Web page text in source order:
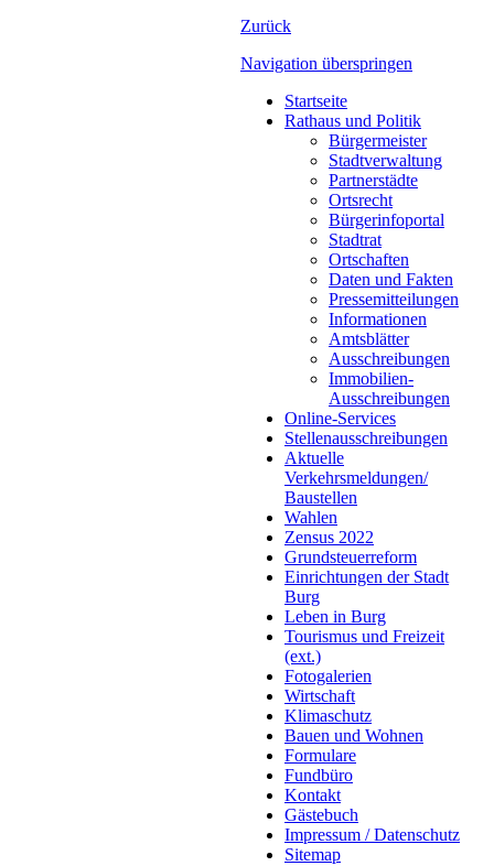
Zurück
Navigation überspringen
Startseite
Rathaus und Politik
Bürgermeister
Stadtverwaltung
Partnerstädte
Ortsrecht
Bürgerinfoportal
Stadtrat
Ortschaften
Daten und Fakten
Pressemitteilungen
Informationen
Amtsblätter
Ausschreibungen
Immobilien-
Ausschreibungen
Online-Services
Stellenausschreibungen
Aktuelle
Verkehrsmeldungen/
Baustellen
Wahlen
Zensus 2022
Grundsteuerreform
Einrichtungen der Stadt
Burg
Leben in Burg
Tourismus und Freizeit
(ext.)
Fotogalerien
Wirtschaft
Klimaschutz
Bauen und Wohnen
Formulare
Fundbüro
Kontakt
Gästebuch
Impressum / Datenschutz
Sitemap